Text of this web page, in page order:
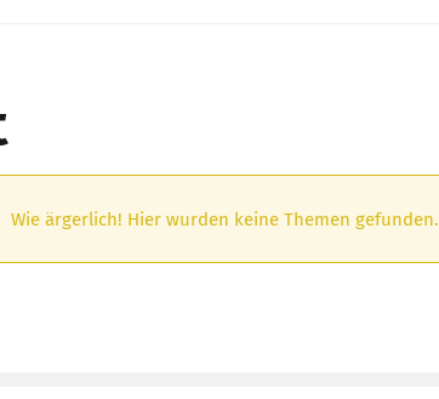
Wie ärgerlich! Hier wurden keine Themen gefunden.